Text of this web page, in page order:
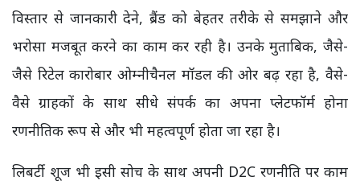
विस्तार से जानकारी देने, ब्रैंड को बेहतर तरीके से समझाने और
भरोसा मजबूत करने का काम कर रही है। उनके मुताबिक, जैसे-
जैसे रिटेल कारोबार ओम्नीचैनल मॉडल की ओर बढ़ रहा है, वैसे-
वैसे ग्राहकों के साथ सीधे संपर्क का अपना प्लेटफॉर्म होना
रणनीतिक रूप से और भी महत्वपूर्ण होता जा रहा है।
लिबर्टी शूज भी इसी सोच के साथ अपनी D2C रणनीति पर काम